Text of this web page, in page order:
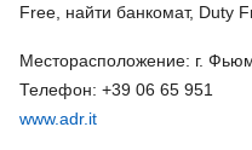
Free, найти банкомат, Duty
Месторасположение: г.
Телефон: +39 06 65 951
www.adr.it